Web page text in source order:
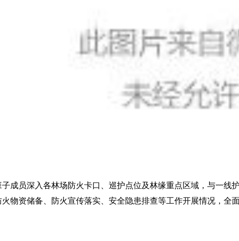
员深入各林场防火卡口、巡护点位及林缘重点区域，与一线
物资储备、防火宣传落实、安全隐患排查等工作开展情况，全